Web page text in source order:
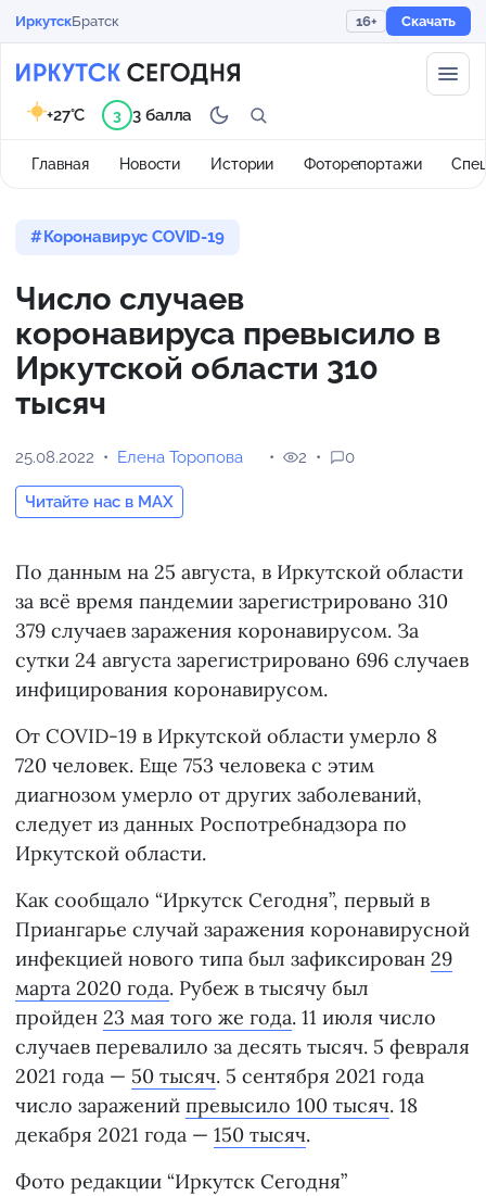
ИркутскБратск 16+ Скачать
Главная Новости Истории Фоторепортажи
+27°C 3 3 балла
Коронавирус COVID-19
Число случаев
коронавируса превысило в
Иркутской области 310
тысяч
25.08.2022 Елена Торопова
Читайте нас в MAX
2 0
По данным на 25 августа, в Иркутской области
за всё время пандемии зарегистрировано 310
379 случаев заражения коронавирусом. За
сутки 24 августа зарегистрировано 696 случаев
инфицирования коронавирусом.
От COVID-19 в Иркутской области умерло 8
720 человек. Еще 753 человека с этим
диагнозом умерло от других заболеваний,
следует из данных Роспотребнадзора по
Иркутской области.
Как сообщало “Иркутск Сегодня”, первый в
Приангарье случай заражения коронавирусной
инфекцией нового типа был зафиксирован 29
марта 2020 года. Рубеж в тысячу был
пройден 23 мая того же года. 11 июля число
случаев перевалило за десять тысяч. 5 февраля
2021 года — 50 тысяч. 5 сентября 2021 года
число заражений превысило 100 тысяч. 18
декабря 2021 года — 150 тысяч.
Фото редакции “Иркутск Сегодня”